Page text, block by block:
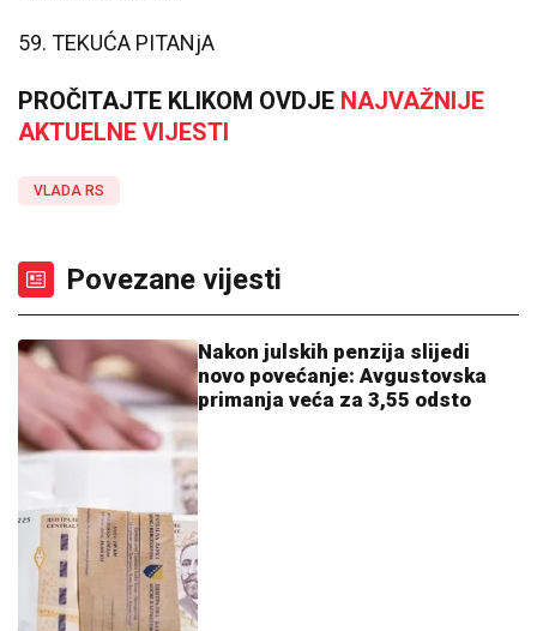
59. TEKUĆA PITANjA
PROČITAJTE KLIKOM OVDJE NAJVAŽNIJE
AKTUELNE VIJESTI
VLADA RS
Povezane vijesti
Nakon julskih penzija slijedi
novo povećanje: Avgustovska
primanja veća za 3,55 odsto